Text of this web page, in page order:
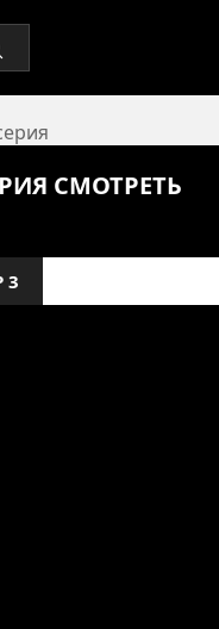
СМОТРЕТЬ
3